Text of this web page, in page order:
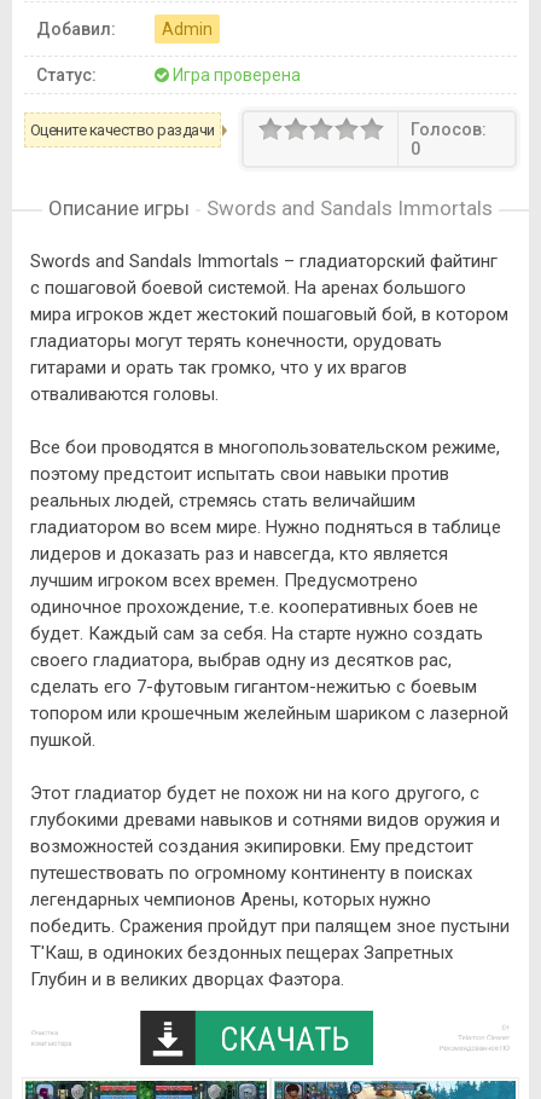
Добавил: Admin
Статус: Игра проверена
Оцените качество раздачи
Голосов:
0
Описание игры Swords and Sandals Immortals
Swords and Sandals Immortals – гладиаторский файтинг
с пошаговой боевой системой. На аренах большого
мира игроков ждет жестокий пошаговый бой, в котором
гладиаторы могут терять конечности, орудовать
гитарами и орать так громко, что у их врагов
отваливаются головы.
Все бои проводятся в многопользовательском режиме,
поэтому предстоит испытать свои навыки против
реальных людей, стремясь стать величайшим
гладиатором во всем мире. Нужно подняться в таблице
лидеров и доказать раз и навсегда, кто является
лучшим игроком всех времен. Предусмотрено
одиночное прохождение, т.е. кооперативных боев не
будет. Каждый сам за себя. На старте нужно создать
своего гладиатора, выбрав одну из десятков рас,
сделать его 7-футовым гигантом-нежитью с боевым
топором или крошечным желейным шариком с лазерной
пушкой.
Этот гладиатор будет не похож ни на кого другого, с
глубокими древами навыков и сотнями видов оружия и
возможностей создания экипировки. Ему предстоит
путешествовать по огромному континенту в поисках
легендарных чемпионов Арены, которых нужно
победить. Сражения пройдут при палящем зное пустыни
Т'Каш, в одиноких бездонных пещерах Запретных
Глубин и в великих дворцах Фаэтора.